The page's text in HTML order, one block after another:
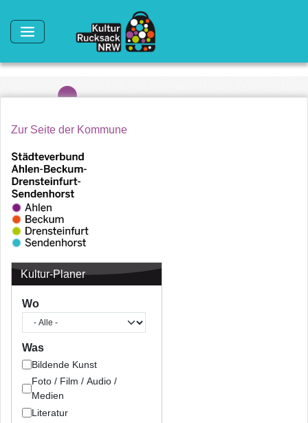
Zur Seite der Kommune
Kultur-Planer
Wo
Was
Bildende Kunst
Foto / Film / Audio /
Medien
Literatur